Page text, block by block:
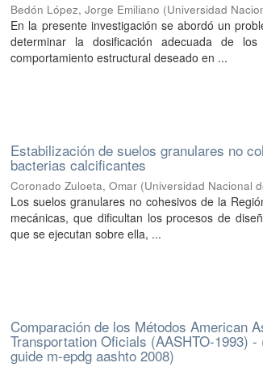
Bedón López, Jorge Emiliano (Universidad
En la presente investigación se abordó un
determinar la dosificación adecuada de
comportamiento estructural deseado en ...
Estabilización de suelos granulares no
bacterias calcificantes
Coronado Zuloeta, Omar (Universidad Nacional
Los suelos granulares no cohesivos de la
mecánicas, que dificultan los procesos de
que se ejecutan sobre ella, ...
Comparación de los Métodos American
Transportation Oficials (AASHTO-1993)
guide m-epdg aashto 2008)